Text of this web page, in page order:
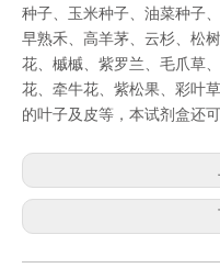
种子、玉米种子、油菜种子
早熟禾、高羊茅、云杉、松
花、槭槭、紫罗兰、毛爪草
花、牵牛花、紫松果、彩叶
的叶子及皮等，本试剂盒还